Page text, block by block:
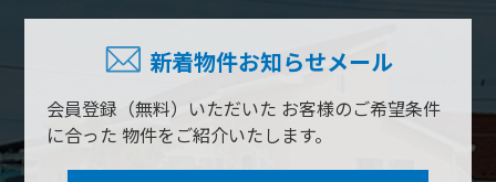
新着物件お知らせメール
会員登録（無料）いただいた お客様のご希望条件
に合った 物件をご紹介いたします。